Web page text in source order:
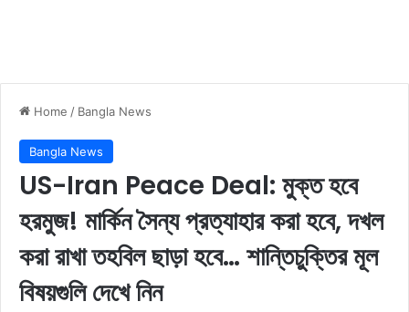
Home / Bangla News
Bangla News
US-Iran Peace Deal: মুক্ত হবে
হরমুজ! মার্কিন সৈন্য প্রত্যাহার করা হবে, দখল
করা রাখা তহবিল ছাড়া হবে… শান্তিচুক্তির মূল
বিষয়গুলি দেখে নিন